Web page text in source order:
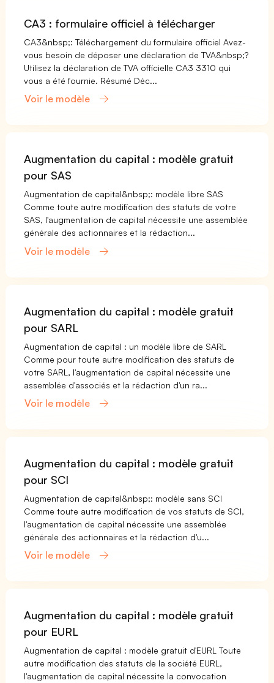
CA3 : formulaire officiel à télécharger
CA3&nbsp;: Téléchargement du formulaire officiel Avez-
vous besoin de déposer une déclaration de TVA&nbsp;?
Utilisez la déclaration de TVA officielle CA3 3310 qui
vous a été fournie. Résumé Déc...
Voir le modèle
Augmentation du capital : modèle gratuit
pour SAS
Augmentation de capital&nbsp;: modèle libre SAS
Comme toute autre modification des statuts de votre
SAS, l'augmentation de capital nécessite une assemblée
générale des actionnaires et la rédaction...
Voir le modèle
Augmentation du capital : modèle gratuit
pour SARL
Augmentation de capital : un modèle libre de SARL
Comme pour toute autre modification des statuts de
votre SARL, l'augmentation de capital nécessite une
assemblée d'associés et la rédaction d'un ra...
Voir le modèle
Augmentation du capital : modèle gratuit
pour SCI
Augmentation de capital&nbsp;: modèle sans SCI
Comme toute autre modification de vos statuts de SCI,
l'augmentation de capital nécessite une assemblée
générale des actionnaires et la rédaction d'u...
Voir le modèle
Augmentation du capital : modèle gratuit
pour EURL
Augmentation de capital : modèle gratuit d'EURL Toute
autre modification des statuts de la société EURL,
l'augmentation de capital nécessite la convocation